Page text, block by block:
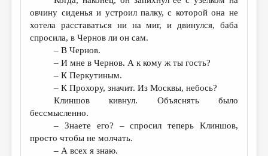
овчину сиденья и устроил палку, с которой она не
хотела расставаться ни на миг, и двинулся, баба
спросила, в Чернов ли он сам.
– В Чернов.
– И мне в Чернов. А к кому ж ты гость?
– К Перкутиным.
– К Прохору, значит. Из Москвы, небось?
Клиншов кивнул. Объяснять было
бессмысленно.
– Знаете его? – спросил теперь Клиншов,
просто чтобы не молчать.
– А всех я знаю.